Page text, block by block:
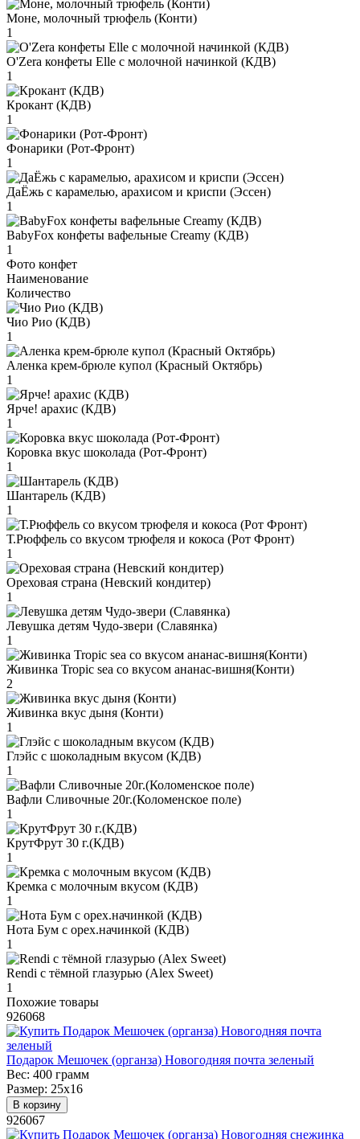
Моне, молочный трюфель (Конти)
1
O'Zera конфеты Elle с молочной начинкой (КДВ)
1
Крокант (КДВ)
1
Фонарики (Рот-Фронт)
1
ДаЁжь с карамелью, арахисом и криспи (Эссен)
1
BabyFox конфеты вафельные Creamy (КДВ)
1
Фото конфет
Наименование
Количество
Чио Рио (КДВ)
1
Аленка крем-брюле купол (Красный Октябрь)
1
Ярче! арахис (КДВ)
1
Коровка вкус шоколада (Рот-Фронт)
1
Шантарель (КДВ)
1
Т.Рюффель со вкусом трюфеля и кокоса (Рот Фронт)
1
Ореховая страна (Невский кондитер)
1
Левушка детям Чудо-звери (Славянка)
1
Живинка Tropic sea со вкусом ананас-вишня(Конти)
2
Живинка вкус дыня (Конти)
1
Глэйс с шоколадным вкусом (КДВ)
1
Вафли Сливочные 20г.(Коломенское поле)
1
КрутФрут 30 г.(КДВ)
1
Кремка с молочным вкусом (КДВ)
1
Нота Бум с орех.начинкой (КДВ)
1
Rendi с тёмной глазурью (Alex Sweet)
1
Похожие товары
926068
Подарок Мешочек (органза) Новогодняя почта зеленый
Вес: 400 грамм
Размер: 25х16
В корзину
926067